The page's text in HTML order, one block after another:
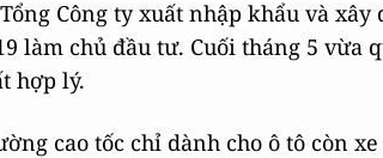
Công ty xuất nhập khẩu và
làm chủ đầu tư. Cuối tháng 5
hợp lý.
cao tốc chỉ dành cho ô tô còn